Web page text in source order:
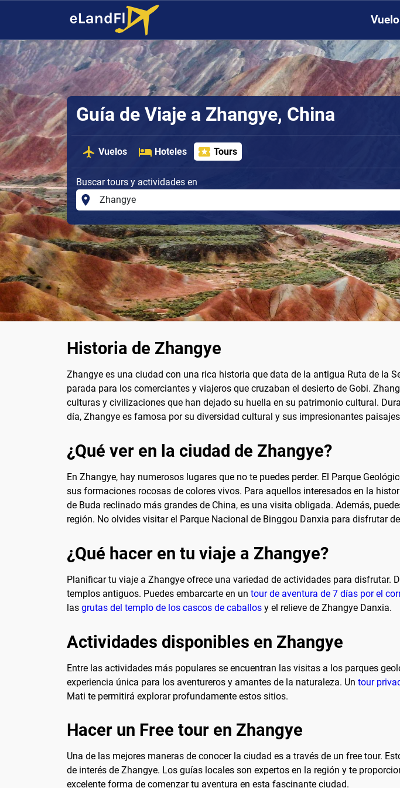
Guía de Viaje a Zhangye, China
Vuelos Hoteles Tours
Buscar tours y actividades en
Historia de Zhangye
Zhangye es una ciudad con una rica historia que data de la antigua Ruta de la
parada para los comerciantes y viajeros que cruzaban el desierto de Gobi.
culturas y civilizaciones que han dejado su huella en su patrimonio cultural.
día, Zhangye es famosa por su diversidad cultural y sus impresionantes
¿Qué ver en la ciudad de Zhangye?
En Zhangye, hay numerosos lugares que no te puedes perder. El Parque
sus formaciones rocosas de colores vivos. Para aquellos interesados en la
de Buda reclinado más grandes de China, es una visita obligada. Además,
región. No olvides visitar el Parque Nacional de Binggou Danxia para disfrutar
¿Qué hacer en tu viaje a Zhangye?
Planificar tu viaje a Zhangye ofrece una variedad de actividades para disfrutar.
templos antiguos. Puedes embarcarte en un tour de aventura de 7 días por el
las grutas del templo de los cascos de caballos y el relieve de Zhangye Danxia.
Actividades disponibles en Zhangye
Entre las actividades más populares se encuentran las visitas a los parques
experiencia única para los aventureros y amantes de la naturaleza. Un tour
Mati te permitirá explorar profundamente estos sitios.
Hacer un Free tour en Zhangye
Una de las mejores maneras de conocer la ciudad es a través de un free tour.
de interés de Zhangye. Los guías locales son expertos en la región y te
excelente forma de comenzar tu aventura en esta fascinante ciudad.